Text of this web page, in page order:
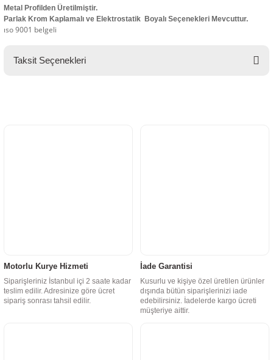
Metal Profilden Üretilmiştir.
Parlak Krom Kaplamalı ve Elektrostatik Boyalı Seçenekleri Mevcuttur.
ıso 9001 belgeli
Taksit Seçenekleri
Motorlu Kurye Hizmeti
Siparişleriniz İstanbul içi 2 saate kadar
teslim edilir. Adresinize göre ücret
sipariş sonrası tahsil edilir.
İade Garantisi
Kusurlu ve kişiye özel üretilen ürünler
dışında bütün siparişlerinizi iade
edebilirsiniz. İadelerde kargo ücreti
müşteriye aittir.